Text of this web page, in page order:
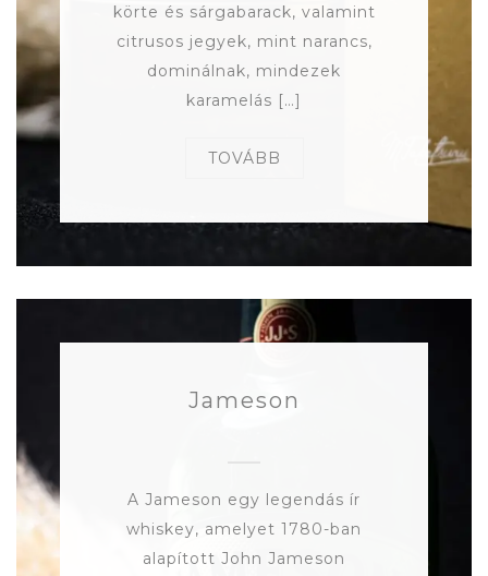
körte és sárgabarack, valamint
citrusos jegyek, mint narancs,
dominálnak, mindezek
karamelás […]
TOVÁBB
Jameson
A Jameson egy legendás ír
whiskey, amelyet 1780-ban
alapított John Jameson